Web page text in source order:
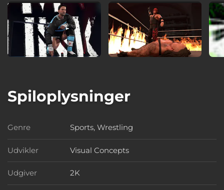
Spiloplysninger
Genre Genre
Sports, Wrestling
Udvikler Udvikler
Visual Concepts
Udgiver Udgiver
2K